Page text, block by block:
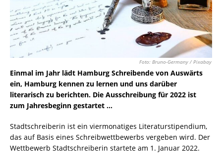
Foto: Bruno-Germany / Pixabay
Einmal im Jahr lädt Hamburg Schreibende von Auswärts
ein, Hamburg kennen zu lernen und uns darüber
literarisch zu berichten. Die Ausschreibung für 2022 ist
zum Jahresbeginn gestartet …
Stadtschreiberin ist ein viermonatiges Literaturstipendium,
das auf Basis eines Schreibwettbewerbs vergeben wird. Der
Wettbewerb Stadtschreiberin startete am 1. Januar 2022.